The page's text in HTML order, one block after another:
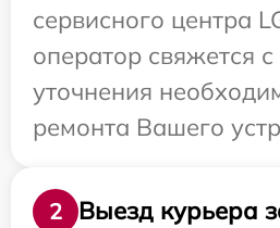
сервисного центра
оператор свяжется
уточнения
ремонта Вашего
2
Выезд курьера